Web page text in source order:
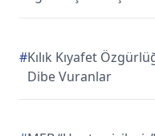
#Kılık Kıyafet
Dibe Vuranlar